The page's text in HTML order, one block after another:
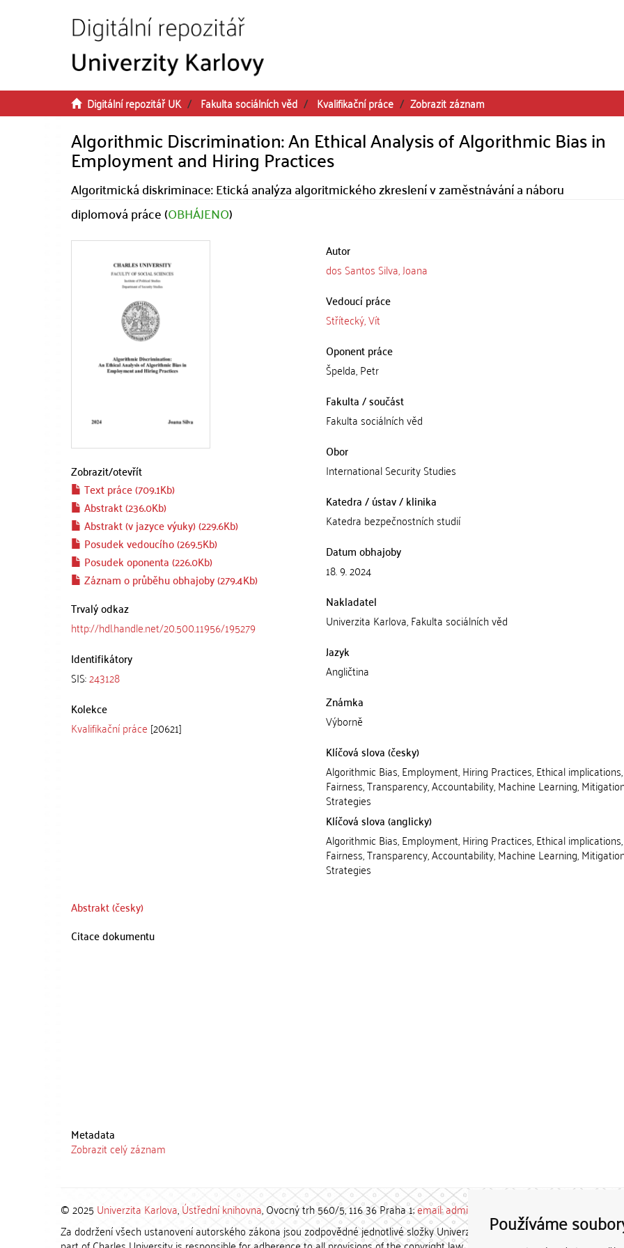
Používáme
Digitální repozitář UK Fakulta sociálních věd Kvalifikační práce Zobrazit záznam
Algorithmic Discrimination: An Ethical Analysis of Algorithmic Bias in
Employment and Hiring Practices
Algoritmická diskriminace: Etická analýza algoritmického zkreslení v zaměstnávání a náboru
diplomová práce (OBHÁJENO)
Zobrazit/otevřít
Text práce (709.1Kb)
Abstrakt (236.0Kb)
Abstrakt (v jazyce výuky) (229.6Kb)
Posudek vedoucího (269.5Kb)
Posudek oponenta (226.0Kb)
Záznam o průběhu obhajoby (279.4Kb)
Trvalý odkaz
http://hdl.handle.net/20.500.11956/195279
Identifikátory
SIS:243128
Kolekce
Kvalifikační práce [20621]
Autor
dos Santos Silva, Joana
Vedoucí práce
Střítecký, Vít
Oponent práce
Špelda, Petr
Fakulta / součást
Fakulta sociálních věd
Obor
International Security Studies
Katedra / ústav / klinika
Katedra bezpečnostních studií
Datum obhajoby
18. 9. 2024
Nakladatel
Univerzita Karlova, Fakulta sociálních věd
Jazyk
Angličtina
Známka
Výborně
Klíčová slova (česky)
Algorithmic Bias, Employment, Hiring Practices, Ethical implications,
Fairness, Transparency, Accountability, Machine Learning,
Strategies
Klíčová slova (anglicky)
Algorithmic Bias, Employment, Hiring Practices, Ethical implications,
Fairness, Transparency, Accountability, Machine Learning,
Strategies
Abstrakt (česky)
Citace dokumentu
Metadata
Zobrazit celý záznam
© 2025 Univerzita Karlova,Ústřední knihovna, Ovocný trh 560/5, 116 36 Praha 1;email: admin-repozitar [at] cuni.cz
Za dodržení všech ustanovení autorského zákona jsou zodpovědné jednotlivé složky Univerzity Karlovy. / Each constituent